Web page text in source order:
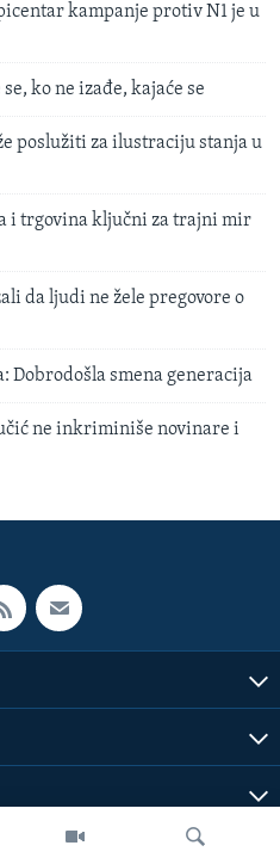
kampanje protiv N1 je u
ko ne izađe, kajaće se
poslužiti za ilustraciju stanja u
i trgovina ključni za trajni mir
da ljudi ne žele pregovore o
Dobrodošla smena generacija
ne inkriminiše novinare i